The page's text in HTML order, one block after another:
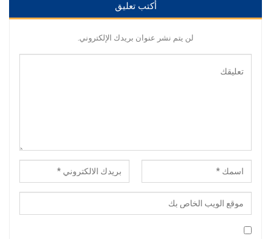
أكتب تعليق
لن يتم نشر عنوان بريدك الإلكتروني.